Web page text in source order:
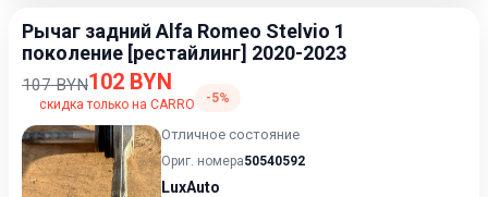
Рычаг задний Alfa Romeo Stelvio 1
поколение [рестайлинг] 2020-2023
107 BYN102 BYN
скидка только на CARRO -5%
Отличное состояние
Ориг. номера50540592
LuxAuto